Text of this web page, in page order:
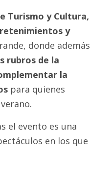
Turismo y Cultura,
y
donde además
rubros de la
la
para quienes
el evento es una
en los que